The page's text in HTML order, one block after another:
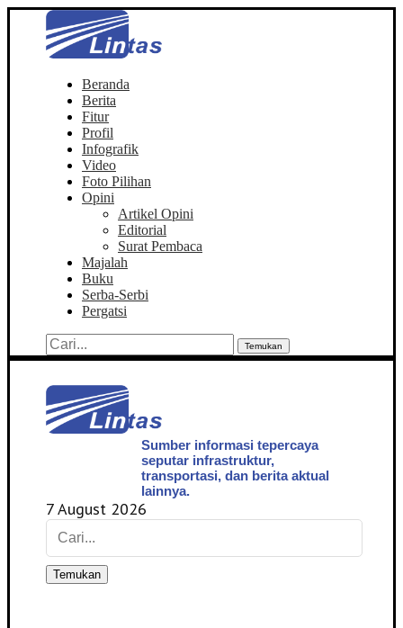
Beranda
Berita
Fitur
Profil
Infografik
Video
Foto Pilihan
Opini
Artikel Opini
Editorial
Surat Pembaca
Majalah
Buku
Serba-Serbi
Pergatsi
Temukan
Sumber informasi tepercaya
seputar infrastruktur,
transportasi, dan berita aktual
lainnya.
7 August 2026
Temukan